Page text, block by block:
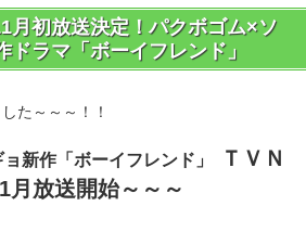
月初放送決定！パクボゴム×ソ
ドラマ「ボーイフレンド」
た～～～！！
新作「ボーイフレンド」
ＴＶＮ
月放送開始～～～